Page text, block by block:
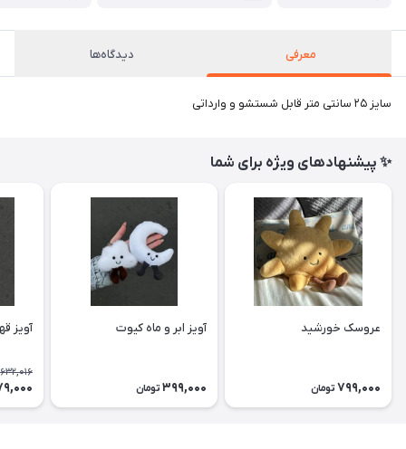
معرفی دیدگاه‌ها
سایز ۲۵ سانتی متر قابل شستشو و وارداتی
✨ پیشنهادهای ویژه برای شما
عروسک خورشید
799,000 تومان
آویز ابر و ماه کیوت
399,000 تومان
آویز
632,016